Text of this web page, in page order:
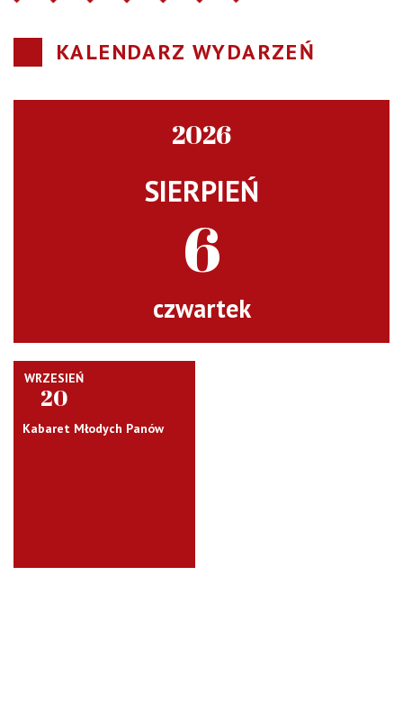
KALENDARZ WYDARZEŃ
2026
SIERPIEŃ
6
czwartek
WRZESIEŃ
20
Kabaret Młodych Panów